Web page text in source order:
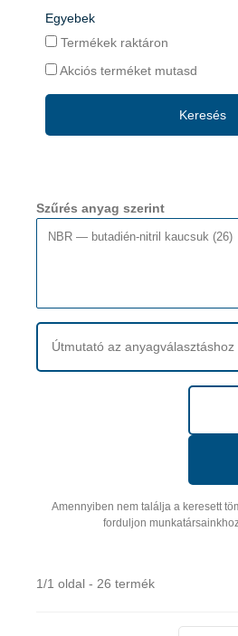
Egyebek
Termékek raktáron
Akciós terméket mutasd
Keresés
Szűrés anyag szerint
Útmutató az anyagválasztáshoz
Amennyiben nem találja a keresett
forduljon
1/1 oldal - 26 termék